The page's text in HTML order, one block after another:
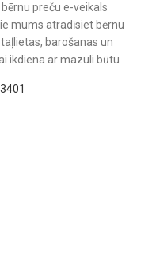
preču e-veikals
mums atradīsiet bērnu
barošanas un
ikdiena ar mazuli būtu